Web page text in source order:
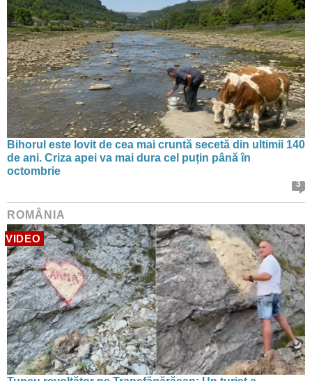
Bihorul este lovit de cea mai cruntă secetă din ultimii 140
de ani. Criza apei va mai dura cel puțin până în
octombrie
3
ROMÂNIA
VIDEO